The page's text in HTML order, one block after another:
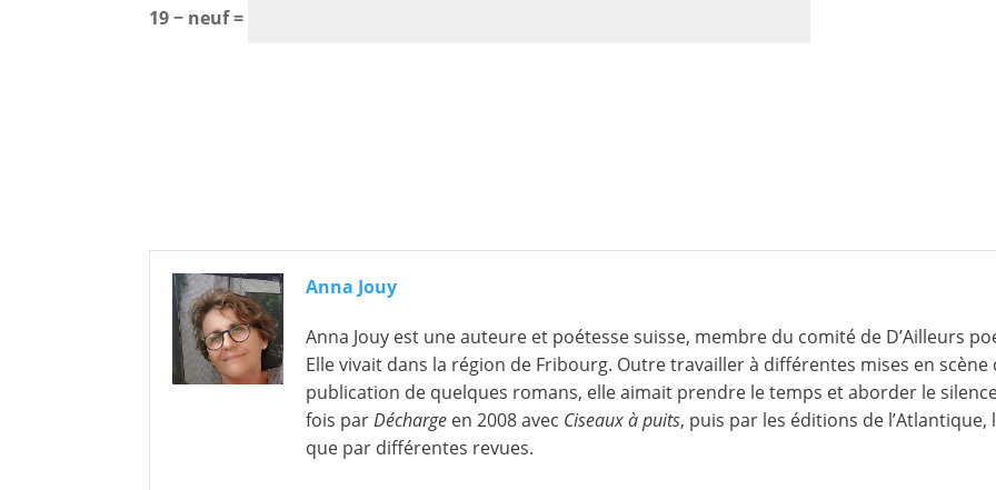
19 − neuf =
Anna Jouy
Anna Jouy est une auteure et poétesse suisse, membre du comité de D’Ailleurs
Elle vivait dans la région de Fribourg. Outre travailler à différentes mises en scène
publication de quelques romans, elle aimait prendre le temps et aborder le
fois parDécharge en 2008 avec Ciseaux à puits, puis par les éditions de
que par différentes revues.